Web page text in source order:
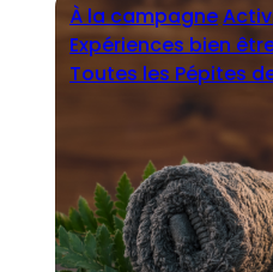
À la campagne
Expériences bien
Toutes les Pépites